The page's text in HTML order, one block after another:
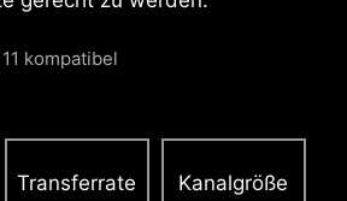
kompatibel
Transferrate Kanalgröße
verwendet werden.